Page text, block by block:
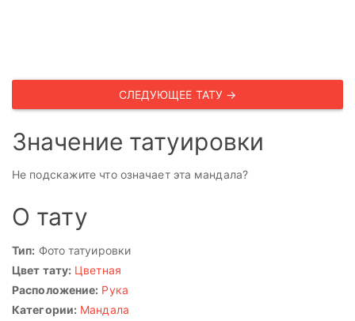
СЛЕДУЮЩЕЕ ТАТУ →
Значение татуировки
Не подскажите что означает эта мандала?
О тату
Тип: Фото татуировки
Цвет тату: Цветная
Расположение: Рука
Категории: Мандала